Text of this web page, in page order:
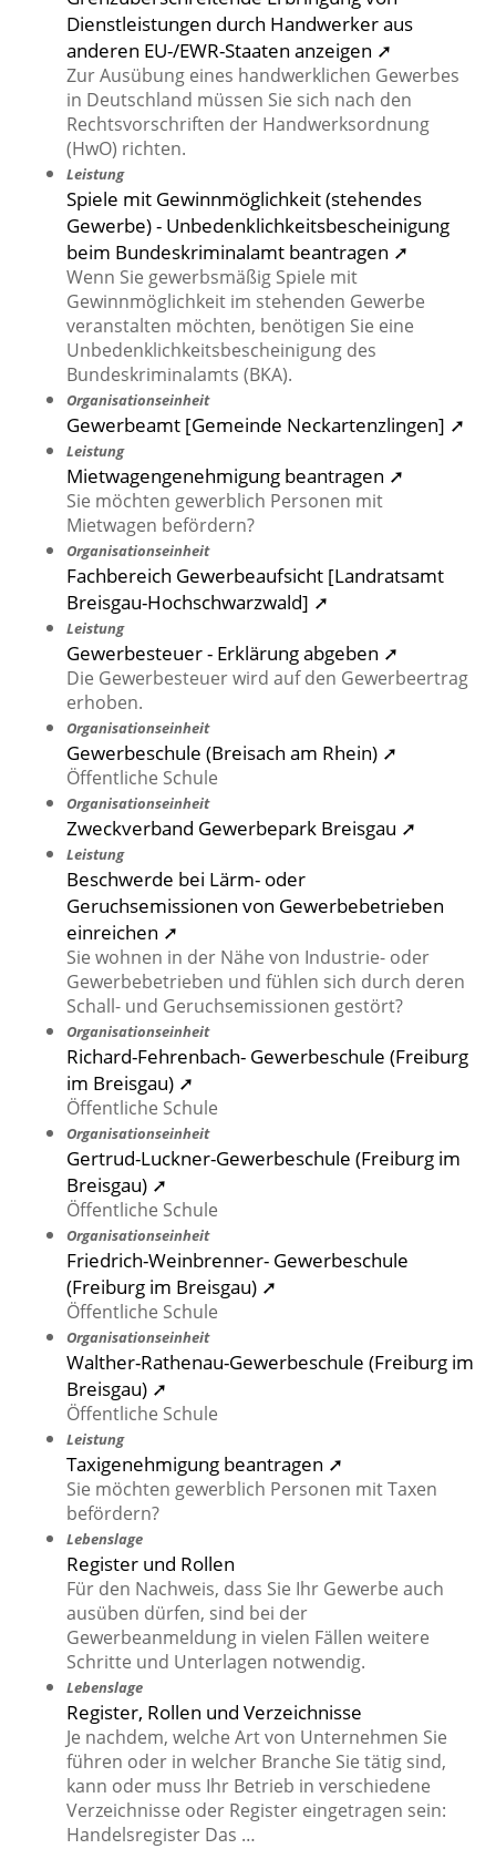
Dienstleistungen durch Handwerker aus
anderen EU-/EWR-Staaten anzeigen ➚
Zur Ausübung eines handwerklichen Gewerbes
in Deutschland müssen Sie sich nach den
Rechtsvorschriften der Handwerksordnung
(HwO) richten.
Leistung
Spiele mit Gewinnmöglichkeit (stehendes
Gewerbe) - Unbedenklichkeitsbescheinigung
beim Bundeskriminalamt beantragen ➚
Wenn Sie gewerbsmäßig Spiele mit
Gewinnmöglichkeit im stehenden Gewerbe
veranstalten möchten, benötigen Sie eine
Unbedenklichkeitsbescheinigung des
Bundeskriminalamts (BKA).
Organisationseinheit
Gewerbeamt [Gemeinde Neckartenzlingen] ➚
Leistung
Mietwagengenehmigung beantragen ➚
Sie möchten gewerblich Personen mit
Mietwagen befördern?
Organisationseinheit
Fachbereich Gewerbeaufsicht [Landratsamt
Breisgau-Hochschwarzwald] ➚
Leistung
Gewerbesteuer - Erklärung abgeben ➚
Die Gewerbesteuer wird auf den Gewerbeertrag
erhoben.
Organisationseinheit
Gewerbeschule (Breisach am Rhein) ➚
Öffentliche Schule
Organisationseinheit
Zweckverband Gewerbepark Breisgau ➚
Leistung
Beschwerde bei Lärm- oder
Geruchsemissionen von Gewerbebetrieben
einreichen ➚
Sie wohnen in der Nähe von Industrie- oder
Gewerbebetrieben und fühlen sich durch deren
Schall- und Geruchsemissionen gestört?
Organisationseinheit
Richard-Fehrenbach- Gewerbeschule (Freiburg
im Breisgau) ➚
Öffentliche Schule
Organisationseinheit
Gertrud-Luckner-Gewerbeschule (Freiburg im
Breisgau) ➚
Öffentliche Schule
Organisationseinheit
Friedrich-Weinbrenner- Gewerbeschule
(Freiburg im Breisgau) ➚
Öffentliche Schule
Organisationseinheit
Walther-Rathenau-Gewerbeschule (Freiburg im
Breisgau) ➚
Öffentliche Schule
Leistung
Taxigenehmigung beantragen ➚
Sie möchten gewerblich Personen mit Taxen
befördern?
Lebenslage
Register und Rollen
Für den Nachweis, dass Sie Ihr Gewerbe auch
ausüben dürfen, sind bei der
Gewerbeanmeldung in vielen Fällen weitere
Schritte und Unterlagen notwendig.
Lebenslage
Register, Rollen und Verzeichnisse
Je nachdem, welche Art von Unternehmen Sie
führen oder in welcher Branche Sie tätig sind,
kann oder muss Ihr Betrieb in verschiedene
Verzeichnisse oder Register eingetragen sein:
Handelsregister Das …